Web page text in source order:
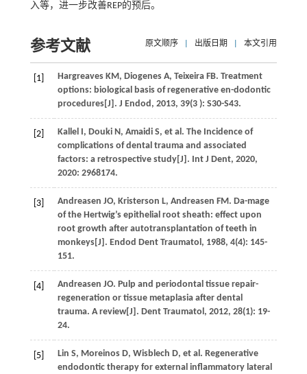
入等，进一步改善REP的预后。
参考文献 原文顺序 出版日期 本文引用
[1] Hargreaves KM, Diogenes A, Teixeira FB. Treatment
options: biological basis of regenerative en-dodontic
procedures[J]. J Endod, 2013, 39(3 ): S30-S43.
[2] Kallel I, Douki N, Amaidi S, et al. The Incidence of
complications of dental trauma and associated
factors: a retrospective study[J]. Int J Dent, 2020,
2020: 2968174.
[3] Andreasen JO, Kristerson L, Andreasen FM. Da-mage
of the Hertwig’s epithelial root sheath: effect upon
root growth after autotransplantation of teeth in
monkeys[J]. Endod Dent Traumatol, 1988, 4(4): 145-
151.
[4] Andreasen JO. Pulp and periodontal tissue repair-
regeneration or tissue metaplasia after dental
trauma. A review[J]. Dent Traumatol, 2012, 28(1): 19-
24.
[5] Lin S, Moreinos D, Wisblech D, et al. Regenerative
endodontic therapy for external inflammatory lateral